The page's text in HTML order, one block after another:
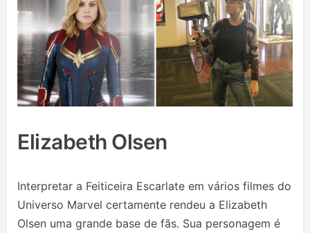
Elizabeth Olsen
Interpretar a Feiticeira Escarlate em vários filmes do
Universo Marvel certamente rendeu a Elizabeth
Olsen uma grande base de fãs. Sua personagem é